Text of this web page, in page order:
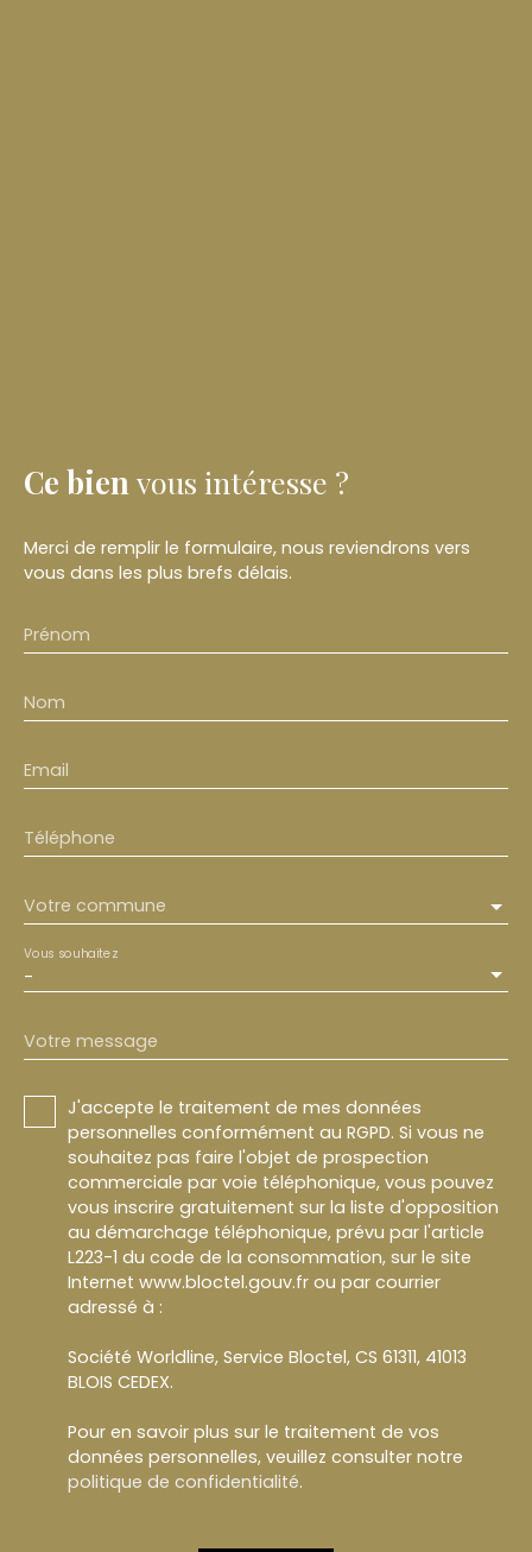
Ce bien vous intéresse ?
Merci de remplir le formulaire, nous reviendrons vers
vous dans les plus brefs délais.
Prénom
Nom
Email
Téléphone
Votre commune
-
Vous souhaitez
Votre message
J'accepte le traitement de mes données
personnelles conformément au RGPD. Si vous ne
souhaitez pas faire l'objet de prospection
commerciale par voie téléphonique, vous pouvez
vous inscrire gratuitement sur la liste d'opposition
au démarchage téléphonique, prévu par l'article
L223-1 du code de la consommation, sur le site
Internet www.bloctel.gouv.fr ou par courrier
adressé à :
Société Worldline, Service Bloctel, CS 61311, 41013
BLOIS CEDEX.
Pour en savoir plus sur le traitement de vos
données personnelles, veuillez consulter notre
politique de confidentialité.